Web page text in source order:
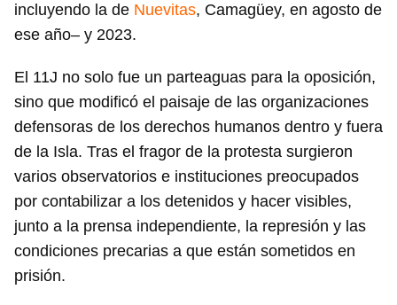
incluyendo la de Nuevitas, Camagüey, en agosto de
ese año– y 2023.
El 11J no solo fue un parteaguas para la oposición,
sino que modificó el paisaje de las organizaciones
defensoras de los derechos humanos dentro y fuera
de la Isla. Tras el fragor de la protesta surgieron
varios observatorios e instituciones preocupados
por contabilizar a los detenidos y hacer visibles,
junto a la prensa independiente, la represión y las
condiciones precarias a que están sometidos en
prisión.